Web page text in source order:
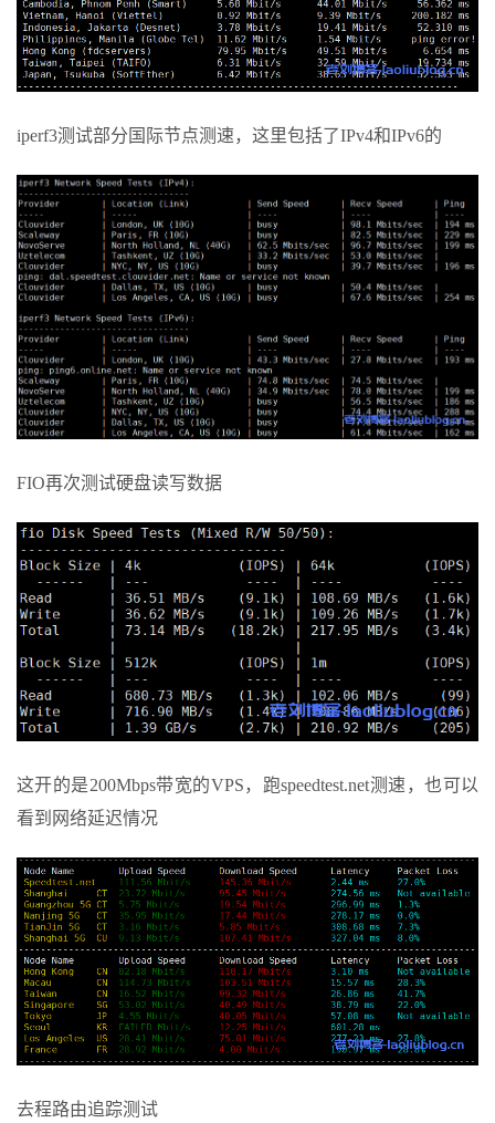
iperf3测试部分国际节点测速，这里包括了IPv4和IPv6的
FIO再次测试硬盘读写数据
这开的是200Mbps带宽的VPS，跑speedtest.net测速，也可以
看到网络延迟情况
去程路由追踪测试